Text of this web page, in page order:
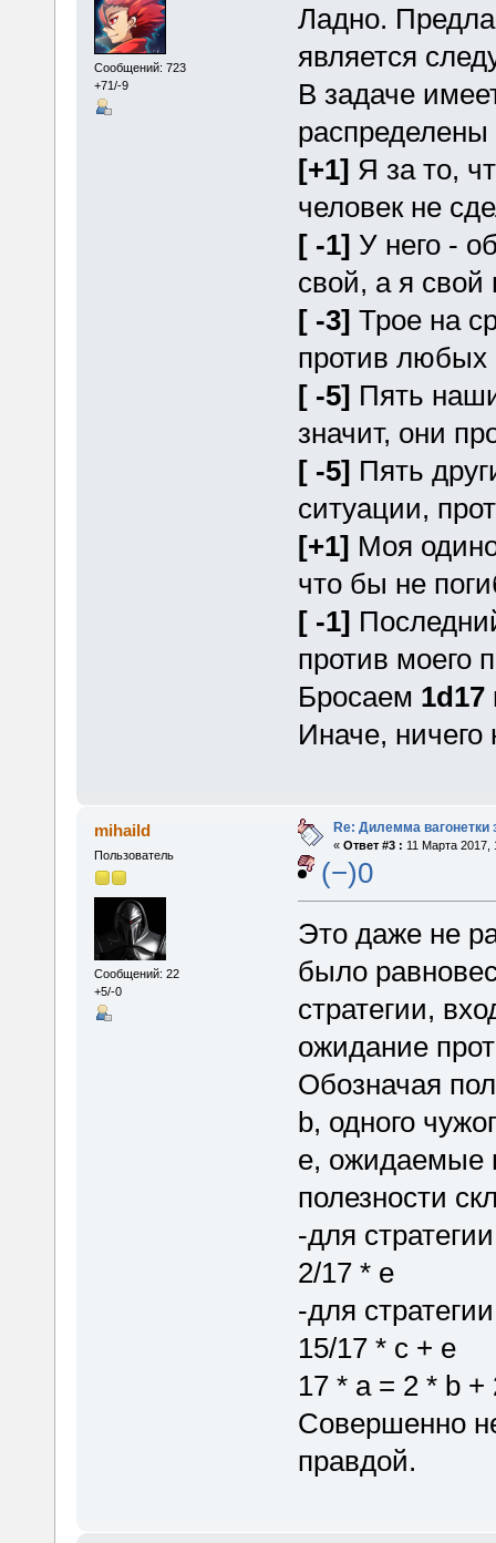
Сообщений: 723
+71/-9
Ладно.
является
В задаче
[+1] Я за то,
человек не
[ -1] У него -
свой, а я свой
[ -3] Трое на
против любых
[ -5] Пять
значит, они
[ -5] Пять
ситуации,
[+1] Моя
что бы не
[ -1]
против моего
Бросаем 1d17
Иначе, ничего
mihaild
Пользователь
Сообщений: 22
+5/-0
Re: Дилемма вагонетки
« Ответ #3 : 11 Марта 2017,
(−)0
Это даже не
было
стратегии,
ожидание
Обозначая
b, одного
e, ожидаемые
полезности
-для
2/17 * e
-для
15/17 * c + e
17 * a = 2 * b +
Совершенно
правдой.